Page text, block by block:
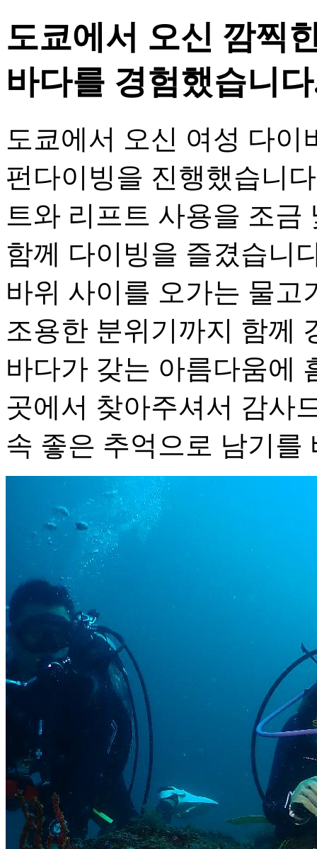
도쿄에서 오신 깜찍
바다를 경험했습니
도쿄에서 오신 여성 다
펀다이빙을 진행했습니
트와 리프트 사용을 조금
함께 다이빙을 즐겼습니
바위 사이를 오가는 물고
조용한 분위기까지 함께
바다가 갖는 아름다움에
곳에서 찾아주셔서 감사
속 좋은 추억으로 남기를